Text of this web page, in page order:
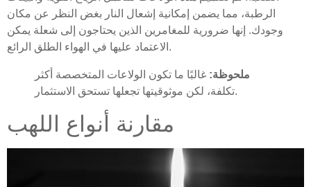
الرطبة، مما يضمن إمكانية إشعال النار بغض النظر عن مكان
وجودك. إنها ضرورية للمغامرين الذين يحتاجون إلى شعلة يمكن
الاعتماد عليها في الهواء الطلق الرائع.
ملحوظة: غالبًا ما تكون الولاعات المتخصصة أكثر
تكلفة، لكن موثوقيتها تجعلها تستحق الاستثمار.
مقارنة أنواع اللهب